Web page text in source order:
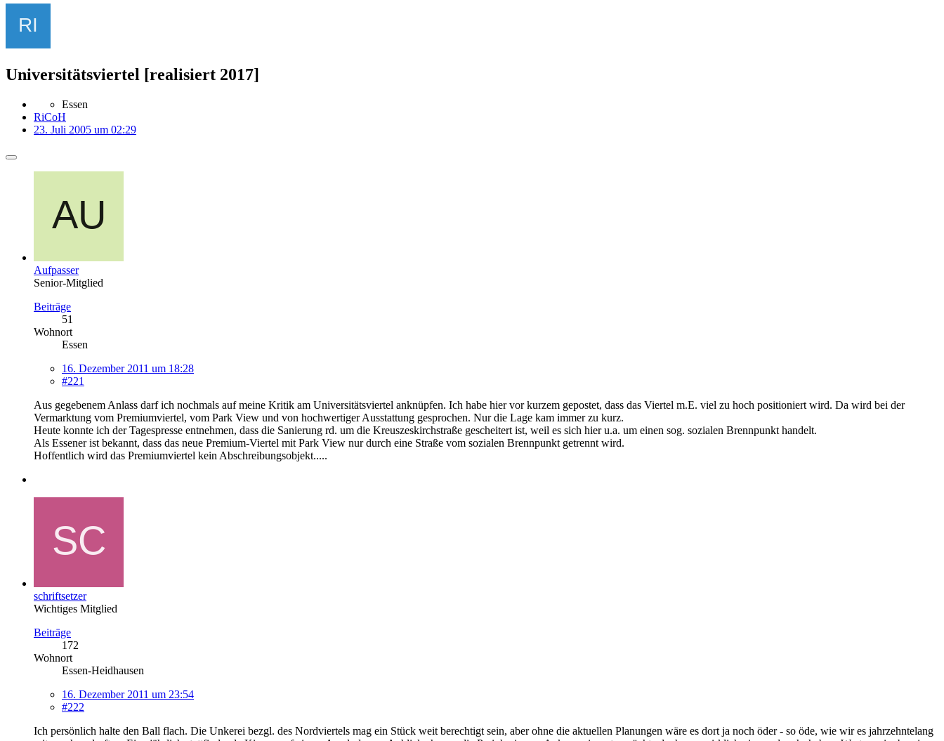
Universitätsviertel [realisiert 2017]
Essen
RiCoH
23. Juli 2005 um 02:29
Aufpasser
Senior-Mitglied
Beiträge
51
Wohnort
Essen
16. Dezember 2011 um 18:28
#221
Aus gegebenem Anlass darf ich nochmals auf meine Kritik am Universitätsviertel anknüpfen. Ich habe hier vor kurzem gepostet, dass das Viertel m.E. viel zu hoch positioniert wird. Da wird bei der
Vermarktung vom Premiumviertel, vom Park View und von hochwertiger Ausstattung gesprochen. Nur die Lage kam immer zu kurz.
Heute konnte ich der Tagespresse entnehmen, dass die Sanierung rd. um die Kreuszeskirchstraße gescheitert ist, weil es sich hier u.a. um einen sog. sozialen Brennpunkt handelt.
Als Essener ist bekannt, dass das neue Premium-Viertel mit Park View nur durch eine Straße vom sozialen Brennpunkt getrennt wird.
Hoffentlich wird das Premiumviertel kein Abschreibungsobjekt.....
schriftsetzer
Wichtiges Mitglied
Beiträge
172
Wohnort
Essen-Heidhausen
16. Dezember 2011 um 23:54
#222
Ich persönlich halte den Ball flach. Die Unkerei bezgl. des Nordviertels mag ein Stück weit berechtigt sein, aber ohne die aktuellen Planungen wäre es dort ja noch öder - so öde, wie wir es jahrzehntelang